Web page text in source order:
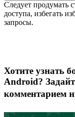
Следует продумать
доступа, избегать
запросы.
Хотите узнать
Android?
комментарием